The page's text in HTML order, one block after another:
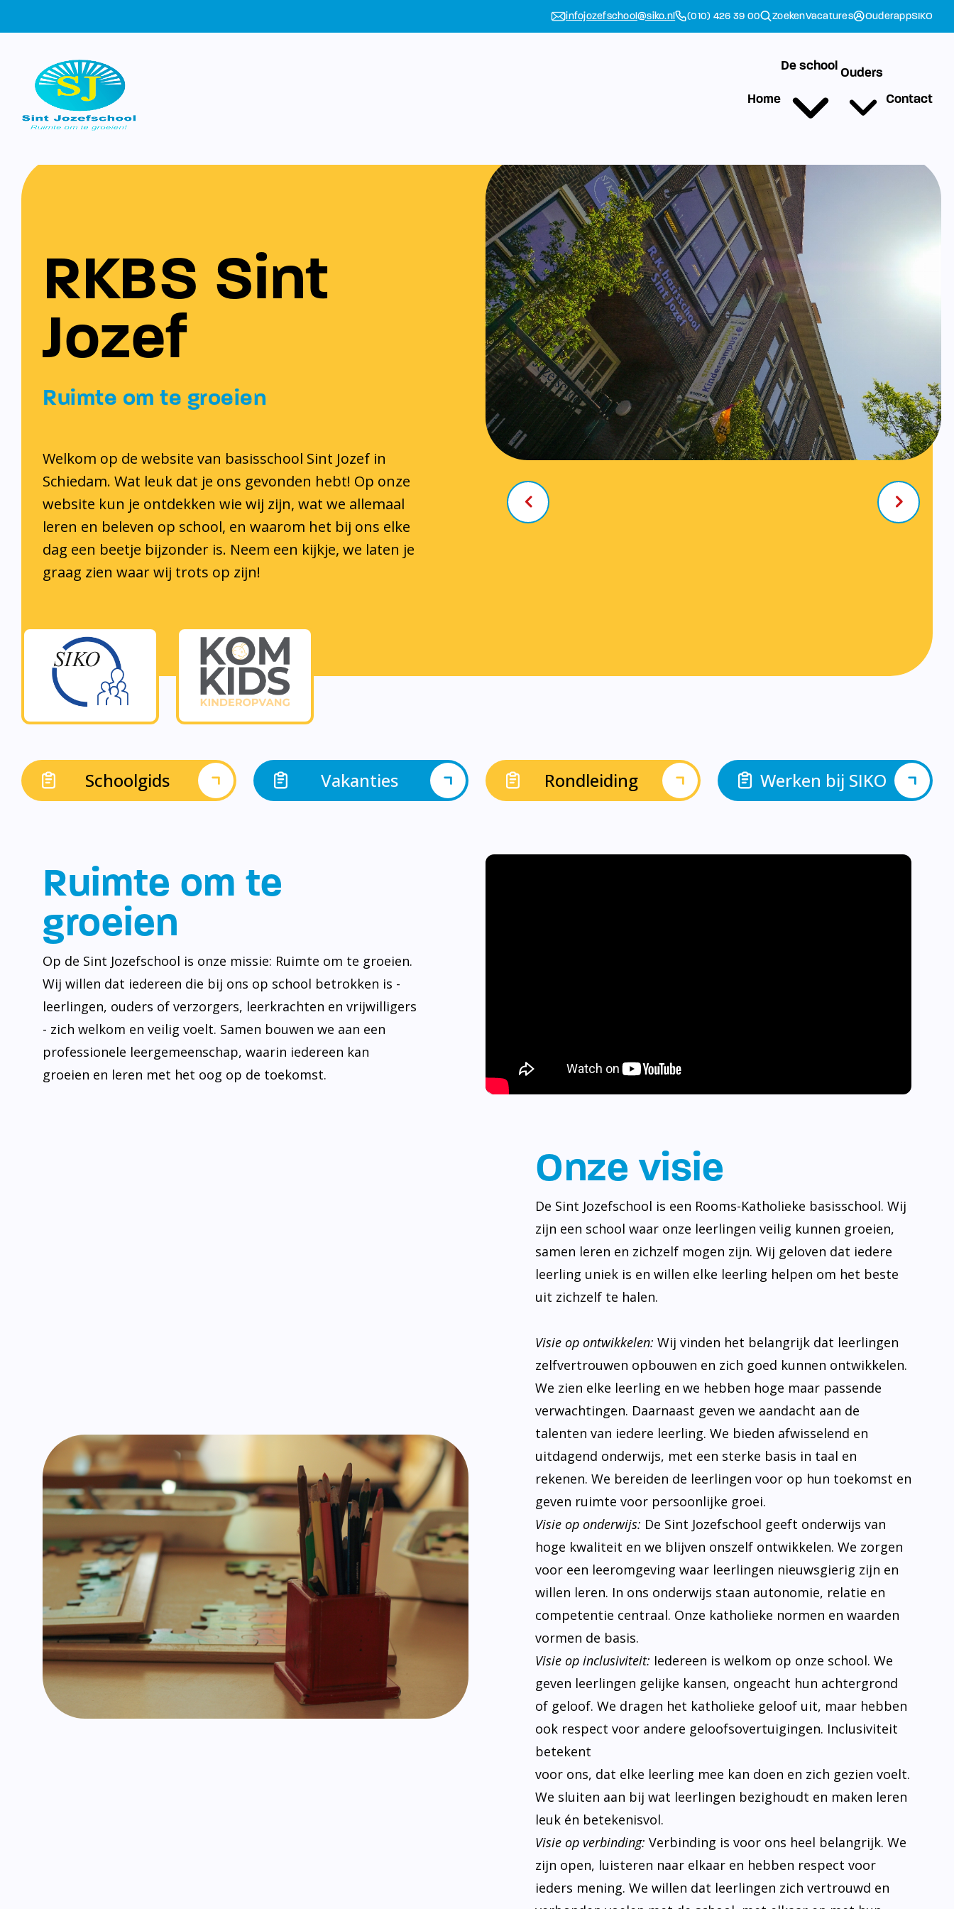
infojozefschool@siko.nl (010) 426 39 00 ZoekenVacatures OuderappSIKO
Home
De school Ouders
Contact
RKBS Sint
Jozef
Ruimte om te groeien
Welkom op de website van basisschool Sint Jozef in
Schiedam. Wat leuk dat je ons gevonden hebt! Op onze
website kun je ontdekken wie wij zijn, wat we allemaal
leren en beleven op school, en waarom het bij ons elke
dag een beetje bijzonder is. Neem een kijkje, we laten je
graag zien waar wij trots op zijn!
Schoolgids Vakanties Rondleiding Werken bij SIKO
Ruimte om te
groeien
Op de Sint Jozefschool is onze missie: Ruimte om te groeien.
Wij willen dat iedereen die bij ons op school betrokken is -
leerlingen, ouders of verzorgers, leerkrachten en vrijwilligers
- zich welkom en veilig voelt. Samen bouwen we aan een
professionele leergemeenschap, waarin iedereen kan
groeien en leren met het oog op de toekomst.
Onze visie
De Sint Jozefschool is een Rooms-Katholieke basisschool. Wij
zijn een school waar onze leerlingen veilig kunnen groeien,
samen leren en zichzelf mogen zijn. Wij geloven dat iedere
leerling uniek is en willen elke leerling helpen om het beste
uit zichzelf te halen.
Visie op ontwikkelen: Wij vinden het belangrijk dat leerlingen
zelfvertrouwen opbouwen en zich goed kunnen ontwikkelen.
We zien elke leerling en we hebben hoge maar passende
verwachtingen. Daarnaast geven we aandacht aan de
talenten van iedere leerling. We bieden afwisselend en
uitdagend onderwijs, met een sterke basis in taal en
rekenen. We bereiden de leerlingen voor op hun toekomst en
geven ruimte voor persoonlijke groei.
Visie op onderwijs: De Sint Jozefschool geeft onderwijs van
hoge kwaliteit en we blijven onszelf ontwikkelen. We zorgen
voor een leeromgeving waar leerlingen nieuwsgierig zijn en
willen leren. In ons onderwijs staan autonomie, relatie en
competentie centraal. Onze katholieke normen en waarden
vormen de basis.
Visie op inclusiviteit: Iedereen is welkom op onze school. We
geven leerlingen gelijke kansen, ongeacht hun achtergrond
of geloof. We dragen het katholieke geloof uit, maar hebben
ook respect voor andere geloofsovertuigingen. Inclusiviteit
betekent
voor ons, dat elke leerling mee kan doen en zich gezien voelt.
We sluiten aan bij wat leerlingen bezighoudt en maken leren
leuk én betekenisvol.
Visie op verbinding: Verbinding is voor ons heel belangrijk. We
zijn open, luisteren naar elkaar en hebben respect voor
ieders mening. We willen dat leerlingen zich vertrouwd en